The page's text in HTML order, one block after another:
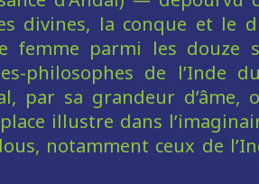
divines, la conque et le
femme parmi les douze
philosophes de l’Inde
par sa grandeur d’âme,
illustre dans
notamment ceux de